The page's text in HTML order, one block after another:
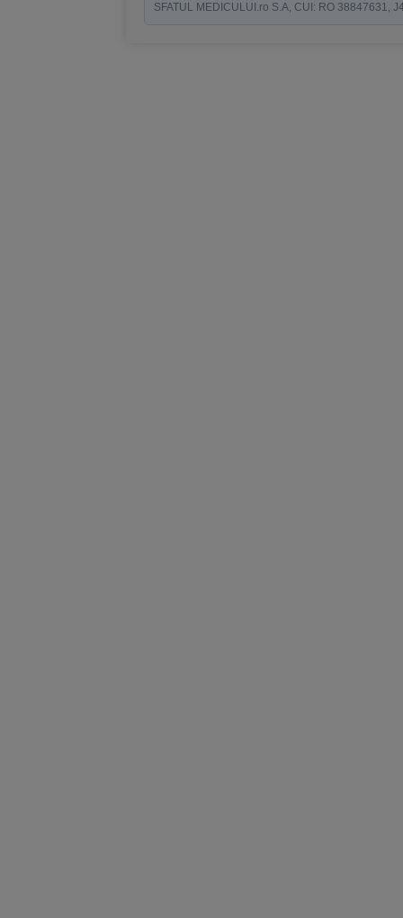
SFATUL MEDICULUI.ro S.A, CUI: RO 38847631,